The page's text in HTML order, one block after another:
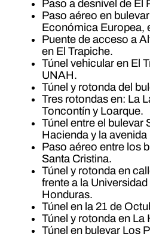
Paso a desnivel de El
Paso aéreo en
Económica Europea,
Puente de acceso a
en El Trapiche.
Túnel vehicular en El
UNAH.
Túnel y rotonda del
Tres rotondas en: La
Toncontín y Loarque.
Túnel entre el bulevar
Hacienda y la avenida
Paso aéreo entre los
Santa Cristina.
Túnel y rotonda en
frente a la
Honduras.
Túnel en la 21 de
Túnel y rotonda en La
Túnel en bulevar Los